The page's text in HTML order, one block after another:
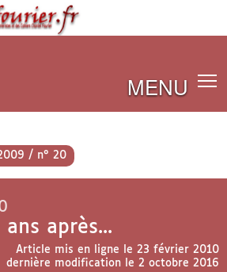
MENU
/ n° 20
ans après...
Article mis en ligne le 23 février 2010
dernière modification le 2 octobre 2016